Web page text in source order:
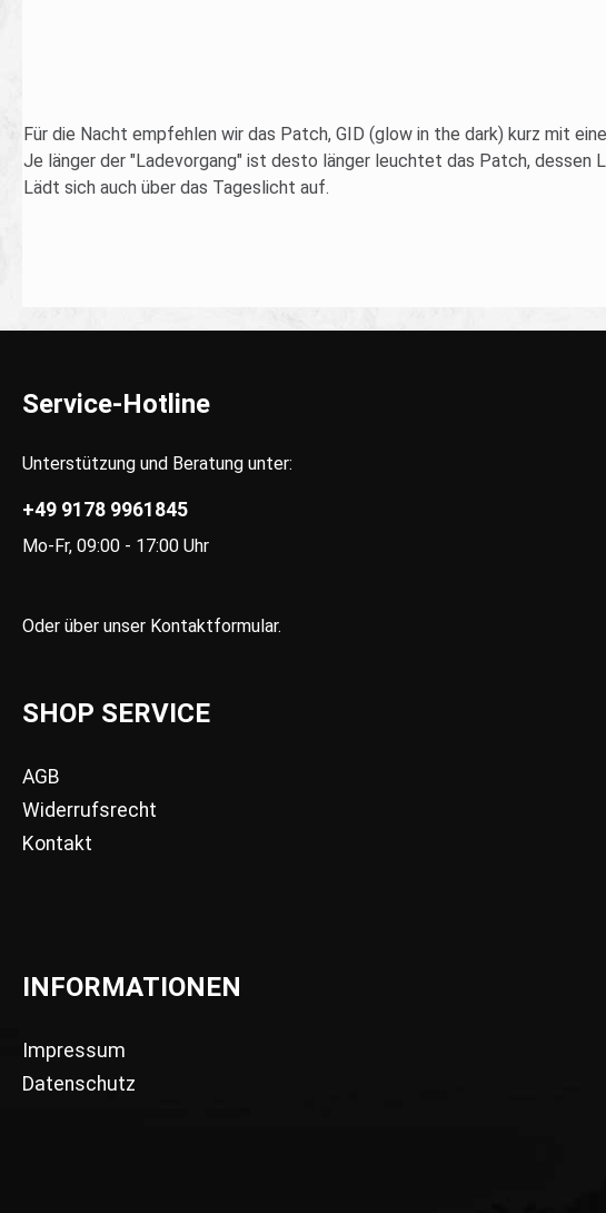
Für die Nacht empfehlen wir das Patch, GID (glow in the dark) kurz mit
Je länger der "Ladevorgang" ist desto länger leuchtet das Patch,
Lädt sich auch über das Tageslicht auf.
Service-Hotline
Unterstützung und Beratung unter:
+49 9178 9961845
Mo-Fr, 09:00 - 17:00 Uhr
Oder über unser Kontaktformular.
SHOP SERVICE
AGB
Widerrufsrecht
Kontakt
INFORMATIONEN
Impressum
Datenschutz